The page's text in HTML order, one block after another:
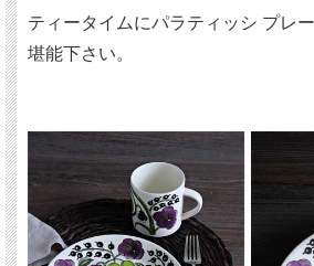
ティータイムにパラティッシ プレ
堪能下さい。